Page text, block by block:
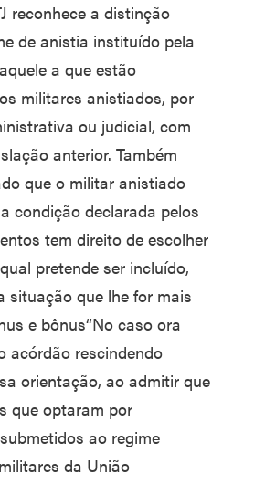
reconhece a distinção
de anistia instituído pela
a que estão
militares anistiados, por
ou judicial, com
anterior. Também
que o militar anistiado
condição declarada pelos
tem direito de escolher
pretende ser incluído,
situação que lhe for mais
e bônus“No caso ora
acórdão rescindendo
orientação, ao admitir que
que optaram por
ao regime
da União